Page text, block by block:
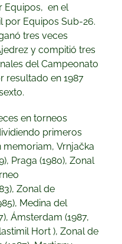
Equipos, en el
por Equipos Sub-26.
tres veces
y compitió tres
del Campeonato
resultado en 1987
en torneos
primeros
memoriam, Vrnjačka
Praga (1980), Zonal
Zonal de
Medina del
Ámsterdam (1987,
Hort), Zonal de